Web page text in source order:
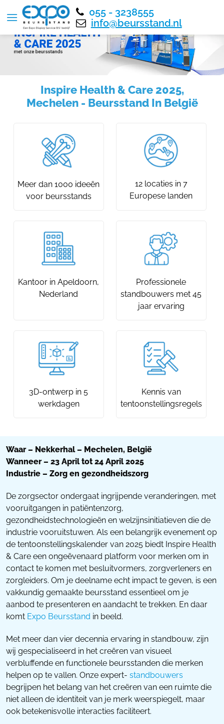
055 - 3238555
info@beursstand.nl
Inspire Health & Care 2025,
Mechelen - Beursstand In België
Meer dan 1000 ideeën
voor beursstands
12 locaties in 7
Europese landen
Kantoor in Apeldoorn,
Nederland
Professionele
standbouwers met 45
jaar ervaring
3D-ontwerp in 5
werkdagen
Kennis van
tentoonstellingsregels
Waar – Nekkerhal – Mechelen, België
Wanneer – 23 April tot 24 April 2025
Industrie – Zorg en gezondheidszorg
De zorgsector ondergaat ingrijpende veranderingen, met
vooruitgangen in patiëntenzorg,
gezondheidstechnologieën en welzijnsinitiatieven die de
industrie vooruitstuwen. Als een belangrijk evenement op
de tentoonstellingskalender van 2025 biedt Inspire Health
& Care een ongeëvenaard platform voor merken om in
contact te komen met besluitvormers, zorgverleners en
zorgleiders. Om je deelname echt impact te geven, is een
vakkundig gemaakte beursstand essentieel om je
aanbod te presenteren en aandacht te trekken. En daar
komt Expo Beursstand in beeld.
Met meer dan vier decennia ervaring in standbouw, zijn
wij gespecialiseerd in het creëren van visueel
verbluffende en functionele beursstanden die merken
helpen op te vallen. Onze expert- standbouwers
begrijpen het belang van het creëren van een ruimte die
niet alleen de identiteit van je merk weerspiegelt, maar
ook betekenisvolle interacties faciliteert.